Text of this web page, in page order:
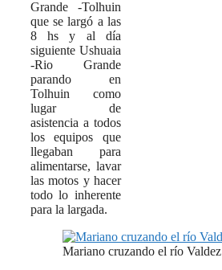
Grande -Tolhuin
que se largó a las
8 hs y al día
siguiente Ushuaia
-Rio Grande
parando en
Tolhuin como
lugar de
asistencia a todos
los equipos que
llegaban para
alimentarse, lavar
las motos y hacer
todo lo inherente
para la largada.
Mariano cruzando el río Valdez